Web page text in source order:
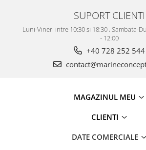
SUPORT CLIENTI
Luni-Vineri intre 10:30 si 18:30 , Sambata-
- 12:00
+40 728 252 544
MAGAZINUL MEU
CLIENTI
DATE COMERCIALE